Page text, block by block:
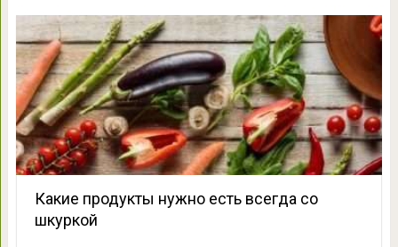
Какие продукты нужно есть всегда со
шкуркой